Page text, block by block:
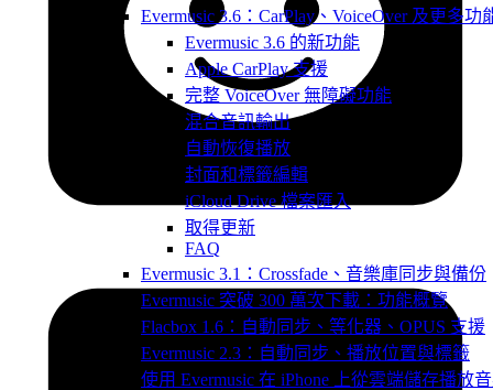
Evermusic 3.6：CarPlay、VoiceOver 及更多功
Evermusic 3.6 的新功能
Apple CarPlay 支援
完整 VoiceOver 無障礙功能
混合音訊輸出
自動恢復播放
封面和標籤編輯
iCloud Drive 檔案匯入
取得更新
FAQ
Evermusic 3.1：Crossfade、音樂庫同步與備份
Evermusic 突破 300 萬次下載：功能概覽
Flacbox 1.6：自動同步、等化器、OPUS 支援
Evermusic 2.3：自動同步、播放位置與標籤
使用 Evermusic 在 iPhone 上從雲端儲存播放